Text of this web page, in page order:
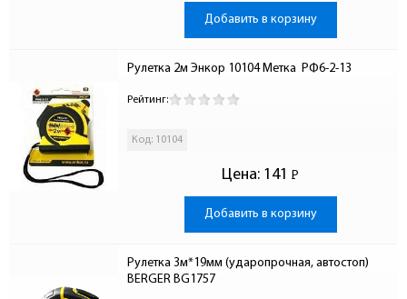
Добавить в корзину
Рулетка 2м Энкор 10104 Метка  РФ6-2-13
Рейтинг:
Код: 10104
Цена: 141 Р
-
Добавить в корзину
Рулетка 3м*19мм (ударопрочная, автостоп)
BERGER BG1757